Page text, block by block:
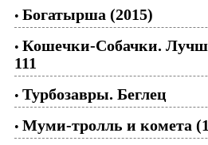
• Богатырша (2015)
• Кошечки-Собачки.
111
• Турбозавры. Беглец
• Муми-тролль и комета